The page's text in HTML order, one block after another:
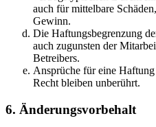
auch für mittelbare
Gewinn.
Die Haftungsbegrenzung
auch zugunsten der
Betreibers.
Ansprüche für eine
Recht bleiben unberührt.
6. Änderungsvorbehalt